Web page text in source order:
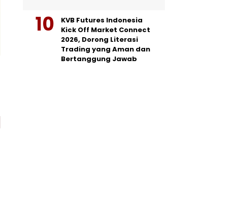
KVB Futures Indonesia
Kick Off Market Connect
2026, Dorong Literasi
Trading yang Aman dan
Bertanggung Jawab